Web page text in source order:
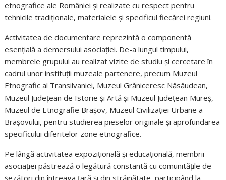
etnografice ale României și realizate cu respect pentru
tehnicile tradiționale, materialele și specificul fiecărei regiuni.
Activitatea de documentare reprezintă o componentă
esențială a demersului asociației. De-a lungul timpului,
membrele grupului au realizat vizite de studiu și cercetare în
cadrul unor instituții muzeale partenere, precum Muzeul
Etnografic al Transilvaniei, Muzeul Grăniceresc Năsăudean,
Muzeul Județean de Istorie și Artă și Muzeul Județean Mureș,
Muzeul de Etnografie Brașov, Muzeul Civilizației Urbane a
Brașovului, pentru studierea pieselor originale și aprofundarea
specificului diferitelor zone etnografice.
Pe lângă activitatea expozițională și educațională, membrii
asociației păstrează o legătură constantă cu comunitățile de
șezători din întreaga țară și din străinătate, participând la